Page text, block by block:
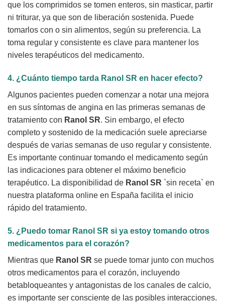
que los comprimidos se tomen enteros, sin masticar, partir
ni triturar, ya que son de liberación sostenida. Puede
tomarlos con o sin alimentos, según su preferencia. La
toma regular y consistente es clave para mantener los
niveles terapéuticos del medicamento.
4. ¿Cuánto tiempo tarda Ranol SR en hacer efecto?
Algunos pacientes pueden comenzar a notar una mejora
en sus síntomas de angina en las primeras semanas de
tratamiento con Ranol SR. Sin embargo, el efecto
completo y sostenido de la medicación suele apreciarse
después de varias semanas de uso regular y consistente.
Es importante continuar tomando el medicamento según
las indicaciones para obtener el máximo beneficio
terapéutico. La disponibilidad de Ranol SR `sin receta` en
nuestra plataforma online en España facilita el inicio
rápido del tratamiento.
5. ¿Puedo tomar Ranol SR si ya estoy tomando otros
medicamentos para el corazón?
Mientras que Ranol SR se puede tomar junto con muchos
otros medicamentos para el corazón, incluyendo
betabloqueantes y antagonistas de los canales de calcio,
es importante ser consciente de las posibles interacciones.